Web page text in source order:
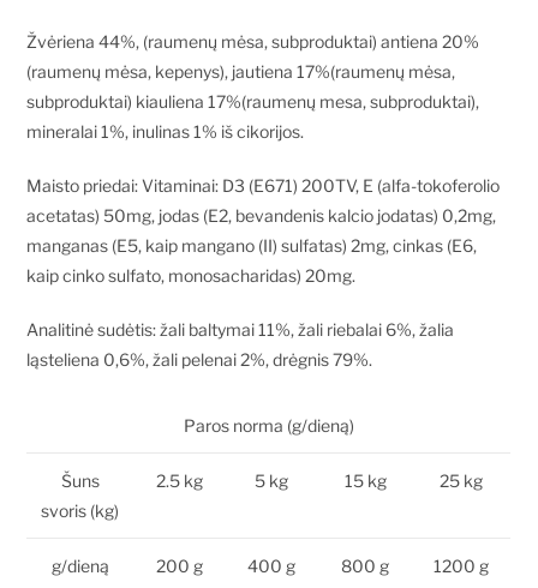
Žvėriena 44%, (raumenų mėsa, subproduktai) antiena 20%
(raumenų mėsa, kepenys), jautiena 17%(raumenų mėsa,
subproduktai) kiauliena 17%(raumenų mesa, subproduktai),
mineralai 1%, inulinas 1% iš cikorijos.
Maisto priedai: Vitaminai: D3 (E671) 200TV, E (alfa-tokoferolio
acetatas) 50mg, jodas (E2, bevandenis kalcio jodatas) 0,2mg,
manganas (E5, kaip mangano (II) sulfatas) 2mg, cinkas (E6,
kaip cinko sulfato, monosacharidas) 20mg.
Analitinė sudėtis: žali baltymai 11%, žali riebalai 6%, žalia
ląsteliena 0,6%, žali pelenai 2%, drėgnis 79%.
Paros norma (g/dieną)
Šuns
svoris (kg)
2.5 kg 5 kg 15 kg 25 kg
g/dieną 200 g 400 g 800 g 1200 g